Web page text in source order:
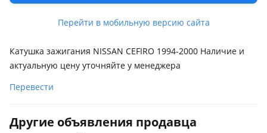
Перейти в мобильную версию сайта
ST-22448-31U01
Катушка зажигания NISSAN CEFIRO 1994-2000 Наличие и
актуальную цену уточняйте у менеджера
Перевести
Другие объявления продавца